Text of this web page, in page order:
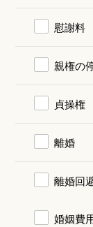
慰謝料
親権の
貞操権
離婚
離婚回
婚姻費